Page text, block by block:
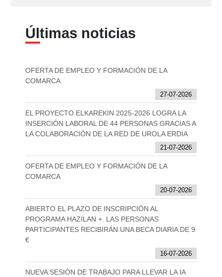
Últimas noticias
OFERTA DE EMPLEO Y FORMACIÓN DE LA
COMARCA
27-07-2026
EL PROYECTO ELKAREKIN 2025-2026 LOGRA LA
INSERCIÓN LABORAL DE 44 PERSONAS GRACIAS A
LA COLABORACIÓN DE LA RED DE UROLA ERDIA
21-07-2026
OFERTA DE EMPLEO Y FORMACIÓN DE LA
COMARCA
20-07-2026
ABIERTO EL PLAZO DE INSCRIPCIÓN AL
PROGRAMA HAZILAN +. LAS PERSONAS
PARTICIPANTES RECIBIRÁN UNA BECA DIARIA DE 9
€
16-07-2026
NUEVA SESIÓN DE TRABAJO PARA LLEVAR LA IA